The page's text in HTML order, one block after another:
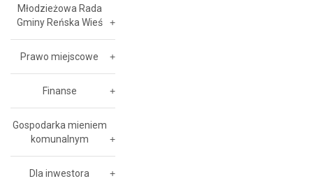
Młodzieżowa Rada
Gminy Reńska Wieś
Prawo miejscowe
Finanse
Gospodarka mieniem
komunalnym
Dla inwestora